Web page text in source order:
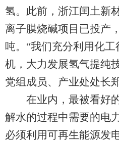
氢。此前，浙江闰土新
离子膜烧碱项目已投产
吨。“我们充分利用化
机，大力发展氢气提纯
党组成员、产业处处长
在业内，最被看好的
解水的过程中需要的电
必须利用可再生能源发